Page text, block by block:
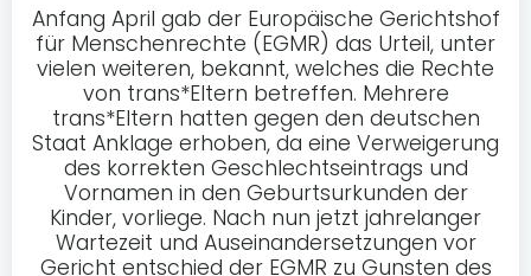
Anfang April gab der Europäische Gerichtshof
für Menschenrechte (EGMR) das Urteil, unter
vielen weiteren, bekannt, welches die Rechte
von trans*Eltern betreffen. Mehrere
trans*Eltern hatten gegen den deutschen
Staat Anklage erhoben, da eine Verweigerung
des korrekten Geschlechtseintrags und
Vornamen in den Geburtsurkunden der
Kinder, vorliege. Nach nun jetzt jahrelanger
Wartezeit und Auseinandersetzungen vor
Gericht entschied der EGMR zu Gunsten des